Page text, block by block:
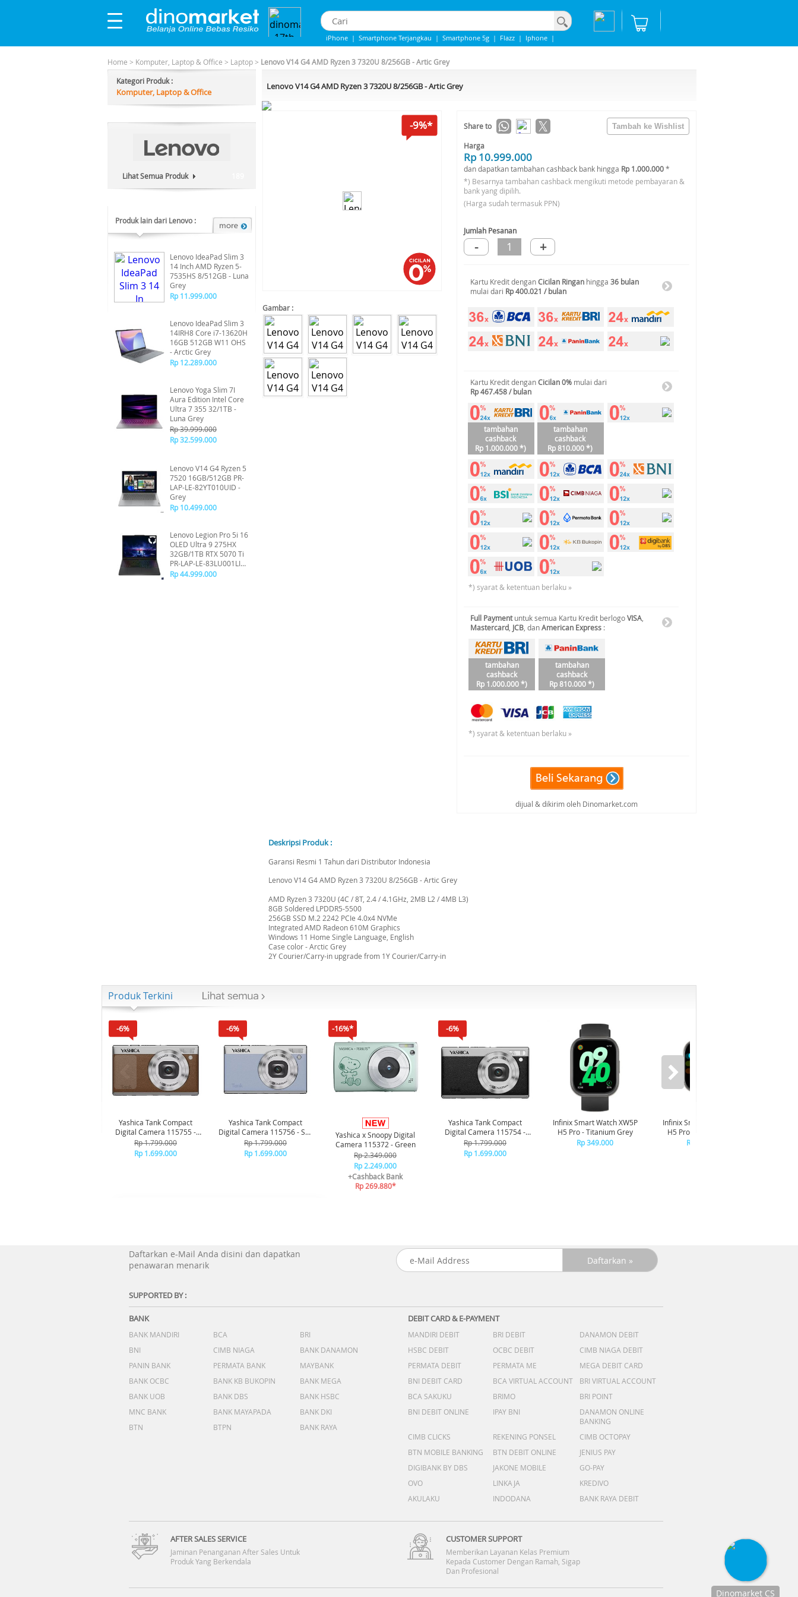
iPhone | Smartphone Terjangkau | Smartphone 5g | Flazz | Iphone |
Home > Komputer, Laptop & Office > Laptop> Lenovo V14 G4 AMD Ryzen 3 7320U 8/256GB - Artic Grey
Kategori Produk :
Komputer, Laptop & Office
Lihat Semua Produk
Produk lain dari Lenovo :
Lenovo IdeaPad Slim 3
14 Inch AMD Ryzen 5-
7535HS 8/512GB - Luna
Grey
Rp 11.999.000
Lenovo IdeaPad Slim 3
14IRH8 Core i7-13620H
16GB 512GB W11 OHS
- Arctic Grey
Rp 12.289.000
Lenovo Yoga Slim 7I
Aura Edition Intel Core
Ultra 7 355 32/1TB -
Luna Grey
Rp 39.999.000
Rp 32.599.000
Lenovo V14 G4 Ryzen 5
7520 16GB/512GB PR-
LAP-LE-82YT010UID -
Grey
Rp 10.499.000
Lenovo Legion Pro 5i 16
OLED Ultra 9 275HX
32GB/1TB RTX 5070 Ti
PR-LAP-LE-83LU001LID
- Black
Rp 44.999.000
Lenovo V14 G4 AMD Ryzen 3 7320U 8/256GB - Artic Grey
-9%*
Gambar :
Share to
Harga
Rp 10.999.000
dan dapatkan tambahan cashback bank hingga Rp 1.000.000*
*) Besarnya tambahan cashback mengikuti metode pembayaran &
bank yang dipilih.
(Harga sudah termasuk PPN)
Jumlah Pesanan
- 1 +
Kartu Kredit denganCicilan Ringan hingga 36 bulan
mulai dari Rp 400.021 / bulan
Kartu Kredit denganCicilan 0% mulai dari
Rp 467.458 / bulan
tambahan
cashback
Rp 1.000.000 *)
tambahan
cashback
Rp 810.000 *)
*) syarat & ketentuan berlaku »
Full Paymentuntuk semua Kartu Kredit berlogoVISA
Mastercard JCB , danAmerican Express :
tambahan
cashback
Rp 1.000.000 *)
tambahan
cashback
Rp 810.000 *)
*) syarat & ketentuan berlaku »
dijual & dikirim oleh Dinomarket.com
Deskripsi Produk :
Garansi Resmi 1 Tahun dari Distributor Indonesia
Lenovo V14 G4 AMD Ryzen 3 7320U 8/256GB - Artic Grey
AMD Ryzen 3 7320U (4C / 8T, 2.4 / 4.1GHz, 2MB L2 / 4MB L3)
8GB Soldered LPDDR5-5500
256GB SSD M.2 2242 PCIe 4.0x4 NVMe
Integrated AMD Radeon 610M Graphics
Windows 11 Home Single Language, English
Case color - Arctic Grey
2Y Courier/Carry-in upgrade from 1Y Courier/Carry-in
Produk Terkini
-6%
Yashica Tank Compact
Digital Camera 115755 -
Brown
Rp 1.799.000
Rp 1.699.000
-6%
Yashica Tank Compact
Digital Camera 115756 - Sky
Blue
Rp 1.799.000
Rp 1.699.000
-16%*
Yashica x Snoopy Digital
Camera 115372 - Green
Rp 2.349.000
Rp 2.249.000
+Cashback Bank
Rp 269.880*
-6%
Yashica Tank Compact
Digital Camera 115754 -
Black
Rp 1.799.000
Rp 1.699.000
Infinix Smart Watch XW5P
H5 Pro - Titanium Grey
Rp 349.000
Infinix Smart Watch XW5P
H5 Pro - Chrome Silver
Rp 349.000
Daftarkan e-Mail Anda disini dan dapatkan
penawaran menarik
SUPPORTED BY :
BANK
BANK MANDIRI BCA
BRI
BNI
CIMB NIAGA
BANK DANAMON
PANIN BANK
PERMATA BANK
MAYBANK
BANK OCBC
BANK KB BUKOPIN
BANK MEGA
BANK UOB
BANK DBS
BANK HSBC
MNC BANK
BANK MAYAPADA
BANK DKI
BTN
BTPN BANK RAYA
DEBIT CARD & E-PAYMENT
MANDIRI DEBIT BRI DEBIT
DANAMON DEBIT
HSBC DEBIT
OCBC DEBIT
CIMB NIAGA DEBIT
PERMATA DEBIT
PERMATA ME
MEGA DEBIT CARD
BNI DEBIT CARD
BCA VIRTUAL ACCOUNT
BRI VIRTUAL ACCOUNT
BCA SAKUKU
BRIMO
BRI POINT
BNI DEBIT ONLINE
IPAY BNI
DANAMON ONLINE
BANKING
CIMB CLICKS
REKENING PONSEL
CIMB OCTOPAY
BTN MOBILE BANKING
BTN DEBIT ONLINE
JENIUS PAY
DIGIBANK BY DBS
JAKONE MOBILE
GO-PAY
OVO
LINKAJA
KREDIVO
AKULAKU
INDODANA BANK RAYA DEBIT
AFTER SALES SERVICE
Jaminan Penanganan After Sales Untuk
Produk Yang Berkendala
CUSTOMER SUPPORT
Memberikan Layanan Kelas Premium
Kepada Customer Dengan Ramah, Sigap
Dan Profesional
Dinomarket CS